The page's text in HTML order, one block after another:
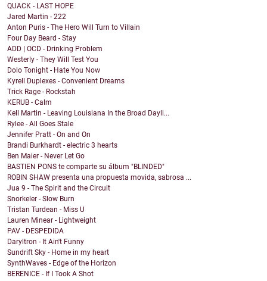
QUACK - LAST HOPE
Jared Martin - 222
Anton Puris - The Hero Will Turn to Villain
Four Day Beard - Stay
ADD | OCD - Drinking Problem
Westerly - They Will Test You
Dolo Tonight - Hate You Now
Kyrell Duplexes - Convenient Dreams
Trick Rage - Rockstah
KERUB - Calm
Kell Martin - Leaving Louisiana In the Broad Dayli...
Rylee - All Goes Stale
Jennifer Pratt - On and On
Brandi Burkhardt - electric 3 hearts
Ben Maier - Never Let Go
BASTIEN PONS te comparte su álbum "BLINDED"
ROBIN SHAW presenta una propuesta movida, sabrosa ...
Jua 9 - The Spirit and the Circuit
Snorkeler - Slow Burn
Tristan Turdean - Miss U
Lauren Minear - Lightweight
PAV - DESPEDIDA
Daryltron - It Ain't Funny
Sundrift Sky - Home in my heart
SynthWaves - Edge of the Horizon
BERENICE - If I Took A Shot